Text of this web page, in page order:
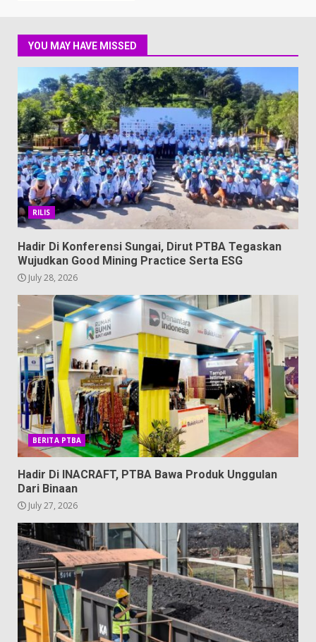
YOU MAY HAVE MISSED
RILIS
Hadir Di Konferensi Sungai, Dirut PTBA Tegaskan
Wujudkan Good Mining Practice Serta ESG
July 28, 2026
BERITA PTBA
Hadir Di INACRAFT, PTBA Bawa Produk Unggulan
Dari Binaan
July 27, 2026